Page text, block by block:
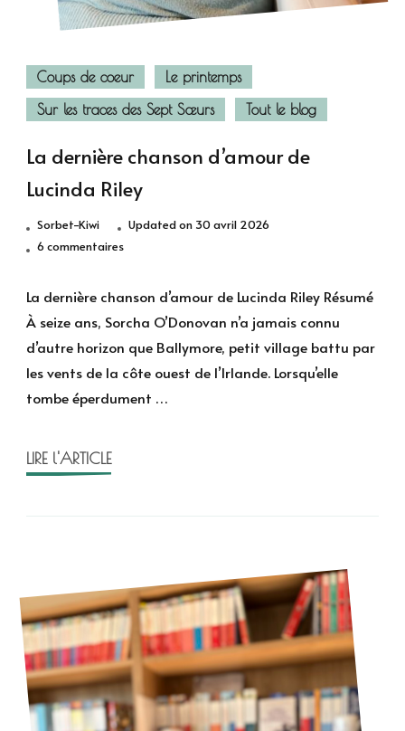
Coups de coeur
Le printemps
Sur les traces des Sept Sœurs
Tout le blog
La dernière chanson d’amour de
Lucinda Riley
Sorbet-Kiwi Updated on 30 avril 2026
6 commentairessur
dernière
d’amour
de
Lucinda
Riley
La dernière chanson d’amour de Lucinda Riley Résumé
À seize ans, Sorcha O’Donovan n’a jamais connu
d’autre horizon que Ballymore, petit village battu par
les vents de la côte ouest de l’Irlande. Lorsqu’elle
tombe éperdument …
LIRE l'ARTICLE